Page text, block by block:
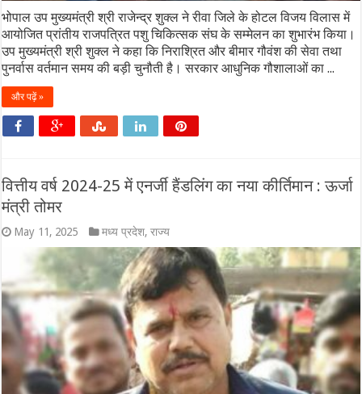
भोपाल उप मुख्यमंत्री श्री राजेन्द्र शुक्ल ने रीवा जिले के होटल विजय विलास में
आयोजित प्रांतीय राजपत्रित पशु चिकित्सक संघ के सम्मेलन का शुभारंभ किया।
उप मुख्यमंत्री श्री शुक्ल ने कहा कि निराश्रित और बीमार गौवंश की सेवा तथा
पुनर्वास वर्तमान समय की बड़ी चुनौती है। सरकार आधुनिक गौशालाओं का ...
और पढ़ें »
वित्तीय वर्ष 2024-25 में एनर्जी हैंडलिंग का नया कीर्तिमान : ऊर्जा
मंत्री तोमर
May 11, 2025 मध्य प्रदेश,राज्य